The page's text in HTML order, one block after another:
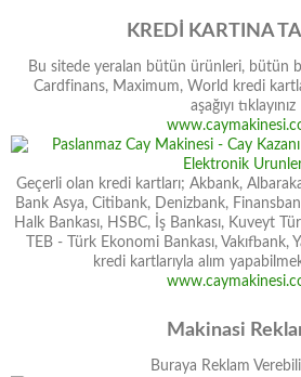
KREDİ KARTINA
Bu sitede yeralan bütün ürünleri, bütün
Cardfinans, Maximum, World kredi
aşağıyı tıklayınız
Geçerli olan kredi kartları; Akbank,
Bank Asya, Citibank, Denizbank,
Halk Bankası, HSBC, İş Bankası, Kuveyt
TEB - Türk Ekonomi Bankası, Vakıfbank,
kredi kartlarıyla alım
Makinasi
Buraya Reklam